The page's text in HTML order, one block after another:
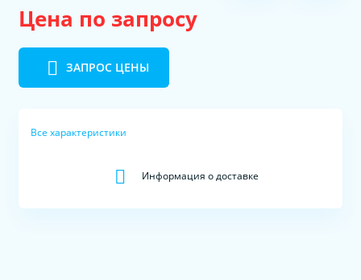
Цена по запросу
ЗАПРОС ЦЕНЫ
Все характеристики
Информация о доставке